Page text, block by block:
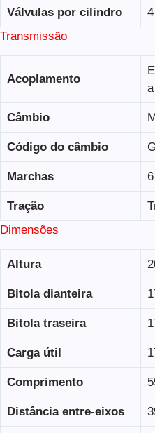
Válvulas por cilindro
4
Transmissão
Acoplamento
Câmbio
Código do câmbio
Marchas 6
Tração
Dimensões
Altura
Bitola dianteira
Bitola traseira
Carga útil
Comprimento
Distância entre-eixos